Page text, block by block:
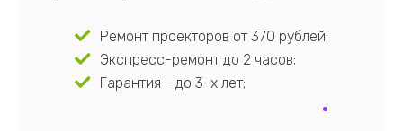
Ремонт проекторов от 370 рублей;
Экспресс-ремонт до 2 часов;
Гарантия - до 3-х лет;